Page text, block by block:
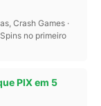
Crash Games ·
no primeiro
PIX em 5